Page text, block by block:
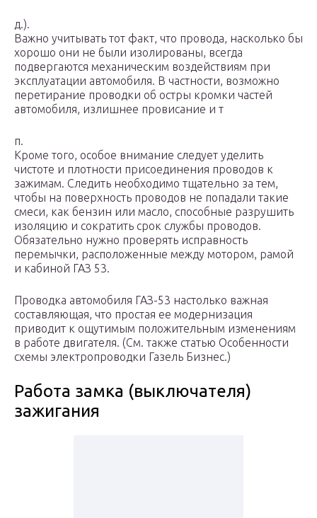
д.).
Важно учитывать тот факт, что провода, насколько бы
хорошо они не были изолированы, всегда
подвергаются механическим воздействиям при
эксплуатации автомобиля. В частности, возможно
перетирание проводки об остры кромки частей
автомобиля, излишнее провисание и т
п.
Кроме того, особое внимание следует уделить
чистоте и плотности присоединения проводов к
зажимам. Следить необходимо тщательно за тем,
чтобы на поверхность проводов не попадали такие
смеси, как бензин или масло, способные разрушить
изоляцию и сократить срок службы проводов.
Обязательно нужно проверять исправность
перемычки, расположенные между мотором, рамой
и кабиной ГАЗ 53.
Проводка автомобиля ГАЗ-53 настолько важная
составляющая, что простая ее модернизация
приводит к ощутимым положительным изменениям
в работе двигателя. (См. также статью Особенности
схемы электропроводки Газель Бизнес.)
Работа замка (выключателя)
зажигания